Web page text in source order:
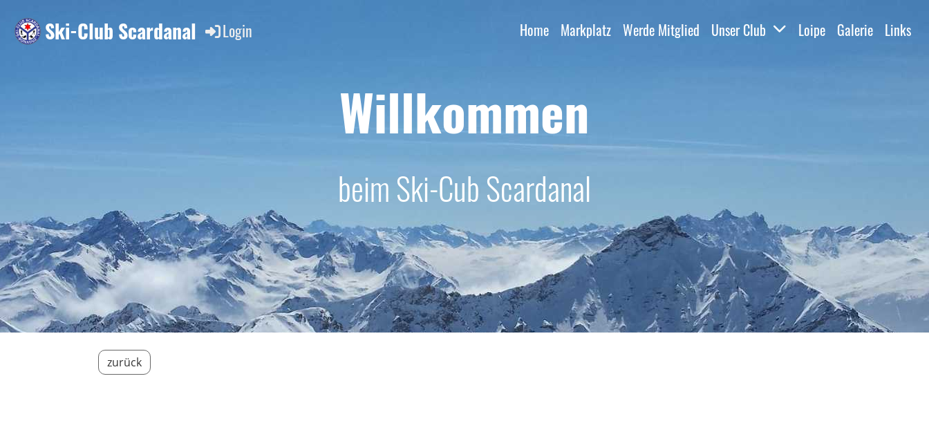
Home Markplatz Werde Mitglied Unser Club Loipe Galerie Links
Login
Ski-Club Scardanal
Willkommen
beim Ski-Cub Scardanal
zurück